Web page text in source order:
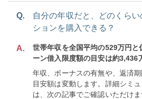
Q.
自分の年収だと、どのくら
ションを購入できる？
A.
世帯年収を全国平均の529万円と
ーン借入限度額の目安は約3,436
年収、ボーナスの有無や、返済
目安額は変動します。詳細シミ
は、次の記事でご確認いただけま